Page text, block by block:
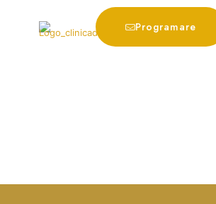
Programare